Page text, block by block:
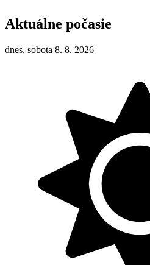
Aktuálne počasie
dnes, sobota 8. 8. 2026